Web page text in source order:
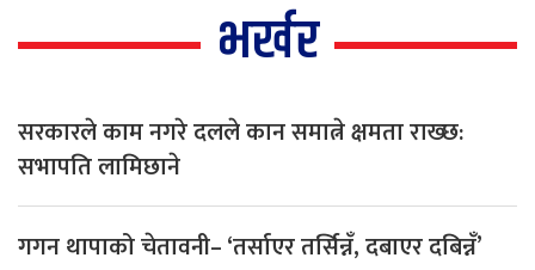
भर्खर
सरकारले काम नगरे दलले कान समात्ने क्षमता राख्छ:
सभापति लामिछाने
गगन थापाको चेतावनी– ‘तर्साएर तर्सिन्नँ, दबाएर दबिन्नँ’